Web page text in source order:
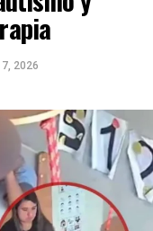
2026